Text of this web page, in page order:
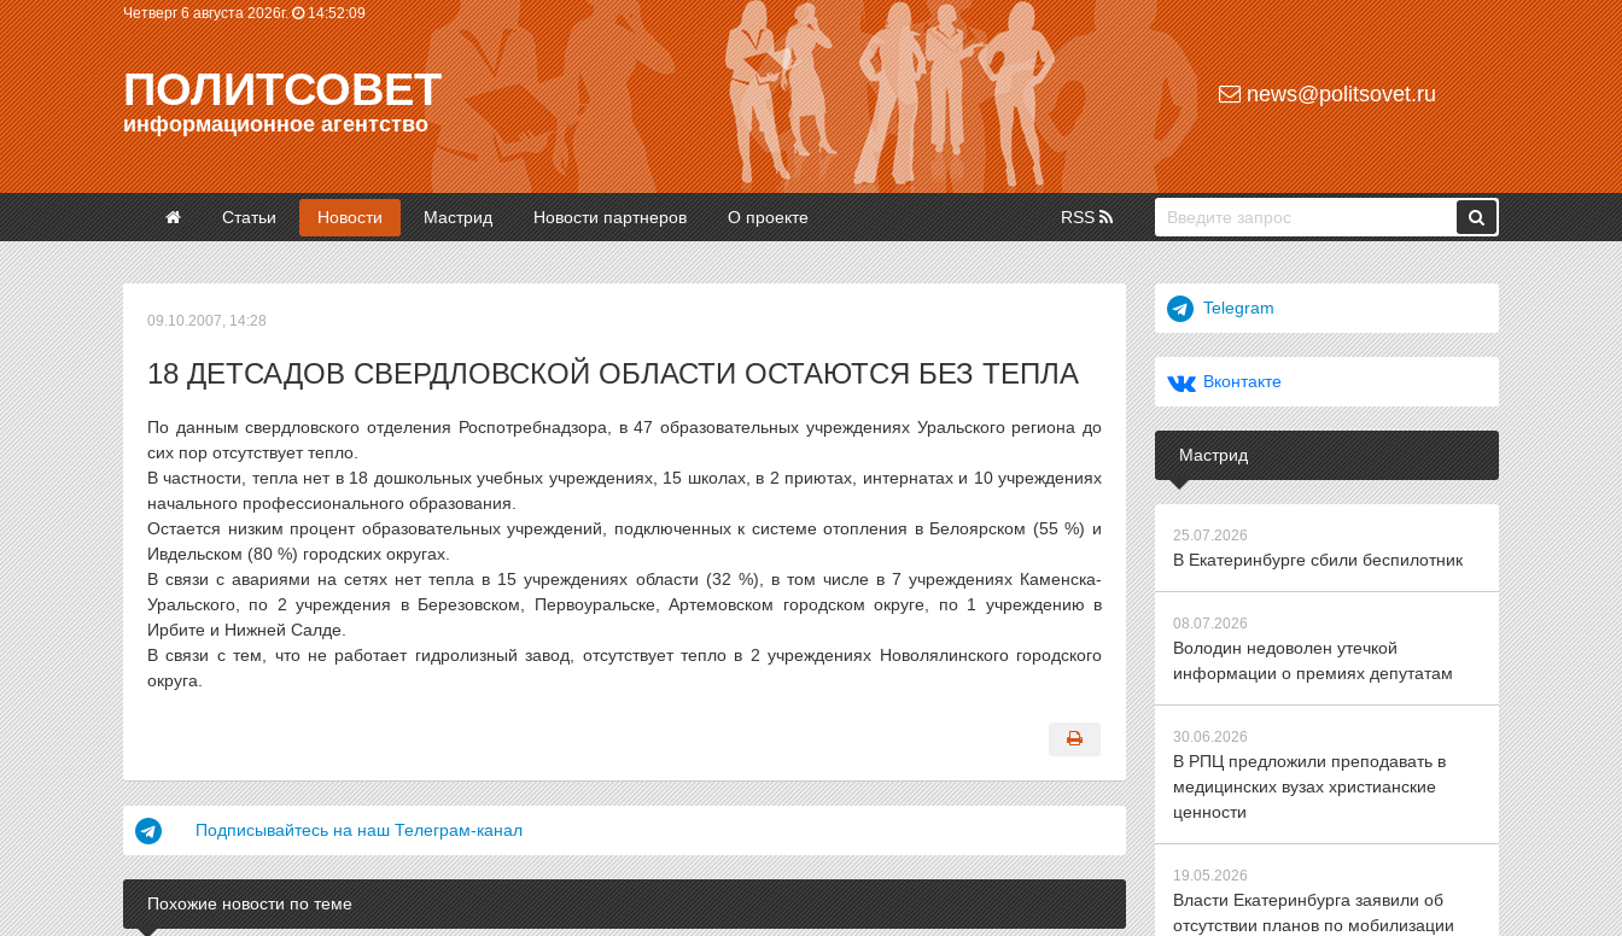
Четверг 6 августа 2026г. 14:52:09
ПОЛИТСОВЕТ
информационное агентство
news@politsovet.ru
Статьи Новости Мастрид Новости партнеров О проекте RSS
09.10.2007, 14:28
18 ДЕТСАДОВ СВЕРДЛОВСКОЙ ОБЛАСТИ ОСТАЮТСЯ БЕЗ ТЕПЛА
По данным свердловского отделения Роспотребнадзора, в 47 образовательных учреждениях Уральского региона до
сих пор отсутствует тепло.
В частности, тепла нет в 18 дошкольных учебных учреждениях, 15 школах, в 2 приютах, интернатах и 10 учреждениях
начального профессионального образования.
Остается низким процент образовательных учреждений, подключенных к системе отопления в Белоярском (55 %) и
Ивдельском (80 %) городских округах.
В связи с авариями на сетях нет тепла в 15 учреждениях области (32 %), в том числе в 7 учреждениях Каменска-
Уральского, по 2 учреждения в Березовском, Первоуральске, Артемовском городском округе, по 1 учреждению в
Ирбите и Нижней Салде.
В связи с тем, что не работает гидролизный завод, отсутствует тепло в 2 учреждениях Новолялинского городского
округа.
Подписывайтесь на наш Телеграм-канал
Похожие новости по теме
Telegram
Вконтакте
Мастрид
25.07.2026
В Екатеринбурге сбили беспилотник
08.07.2026
Володин недоволен утечкой
информации о премиях депутатам
30.06.2026
В РПЦ предложили преподавать в
медицинских вузах христианские
ценности
19.05.2026
Власти Екатеринбурга заявили об
отсутствии планов по мобилизации